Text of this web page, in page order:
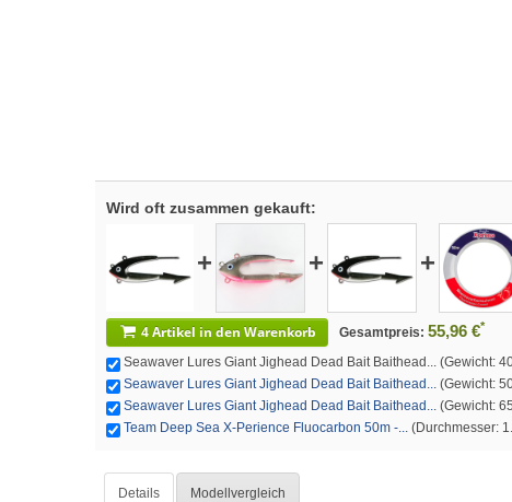
Wird oft zusammen gekauft:
+ + +
4 Artikel in den Warenkorb Gesamtpreis: 55,96 €*
Seawaver Lures Giant Jighead Dead Bait Baithead... (Gewicht:
Seawaver Lures Giant Jighead Dead Bait Baithead... (Gewicht:
Seawaver Lures Giant Jighead Dead Bait Baithead... (Gewicht:
Team Deep Sea X-Perience Fluocarbon 50m -... (Durchmesser:
Details Modellvergleich